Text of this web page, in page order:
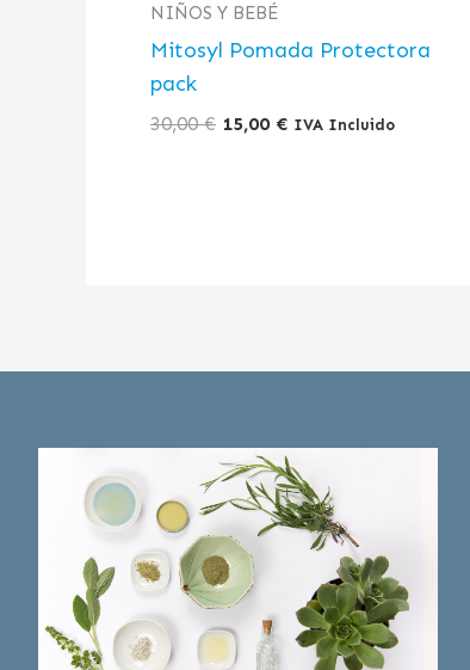
NIÑOS Y BEBÉ
Mitosyl Pomada Protectora
pack
30,00€ 15,00 € IVA Incluido